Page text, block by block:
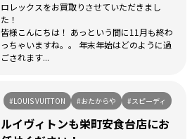
ロレックスをお買取りさせていただきまし
た！
皆様こんにちは！ あっという間に11月も終わ
っちゃいますね。。 年末年始はどのように過
ごされます...
#LOUIS VUITTON #おたからや #スピーディ
ルイヴィトンも栄町安食台店にお